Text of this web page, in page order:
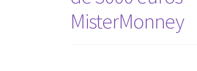
MisterMonney